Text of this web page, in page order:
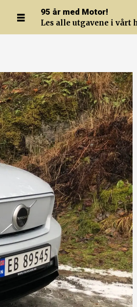
95 år med Motor!
Les alle utgavene i vårt